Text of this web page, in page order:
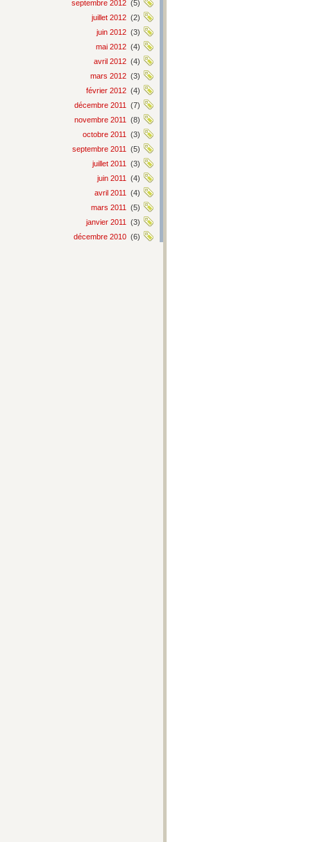
septembre 2012 (5)
juillet 2012 (2)
juin 2012 (3)
mai 2012 (4)
avril 2012 (4)
mars 2012 (3)
février 2012 (4)
décembre 2011
(7)
novembre 2011
(8)
octobre 2011
(3)
septembre 2011
(5)
juillet 2011
(3)
juin 2011
(4)
avril 2011
(4)
mars 2011
(5)
janvier 2011
(3)
décembre 2010 (6)